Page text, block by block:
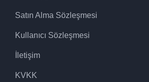
Satın Alma Sözleşmesi
Kullanıcı Sözleşmesi
İletişim
KVKK